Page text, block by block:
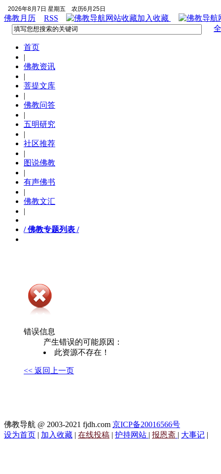
2026年8月7日 星期五 农历6月25日
佛教月历 RSS
加入收藏
首页
|
佛教资讯
|
菩提文库
|
佛教问答
|
五明研究
|
社区推荐
|
图说佛教
|
有声佛书
|
佛教文汇
|
/ 佛教专题列表 /
错误信息
产生错误的可能原因：
此资源不存在！
<< 返回上一页
佛教导航 @ 2003-2021 fjdh.com 京ICP备20016566号
设为首页 | 加入收藏 | 在线投稿 | 护持网站 | 报恩斋 | 大事记 |